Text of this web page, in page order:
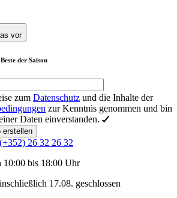
vor
der Saison
zum Datenschutz und die Inhalte der
zur Kenntnis genommen und bin
Daten einverstanden.
erstellen
(+352) 26 32 26 32
10:00 bis 18:00 Uhr
17.08. geschlossen